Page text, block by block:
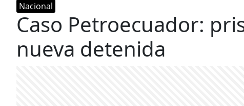
Nacional
Caso Petroecuador:
nueva detenida